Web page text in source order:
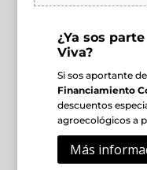
¿Ya sos
Viva?
Si sos aportante
Financiamiento
descuentos
agroecológicos a
Más